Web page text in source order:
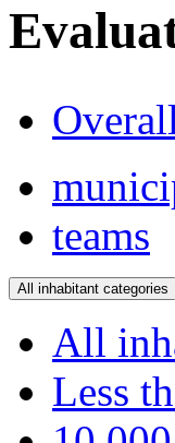
teams
All inhabitant categories
All
Less